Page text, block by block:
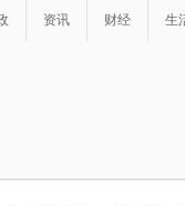
资讯 财经 生